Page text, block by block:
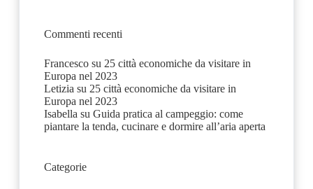
Commenti recenti
Francescosu 25 città economiche da visitare in
Europa nel 2023
Letizia su 25 città economiche da visitare in
Europa nel 2023
Isabella su Guida pratica al campeggio: come
piantare la tenda, cucinare e dormire all’aria aperta
Categorie